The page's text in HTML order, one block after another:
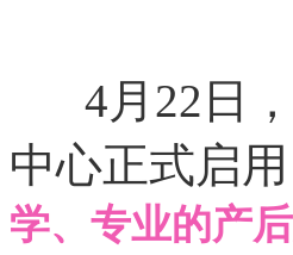
4月22日，
中心正式启用
学、专业的产